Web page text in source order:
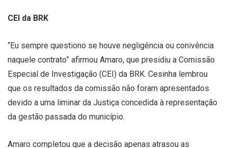
CEI da BRK
“Eu sempre questiono se houve negligência ou conivência
naquele contrato” afirmou Amaro, que presidiu a Comissão
Especial de Investigação (CEI) da BRK. Cesinha lembrou
que os resultados da comissão não foram apresentados
devido a uma liminar da Justiça concedida à representação
da gestão passada do município.
Amaro completou que a decisão apenas atrasou as